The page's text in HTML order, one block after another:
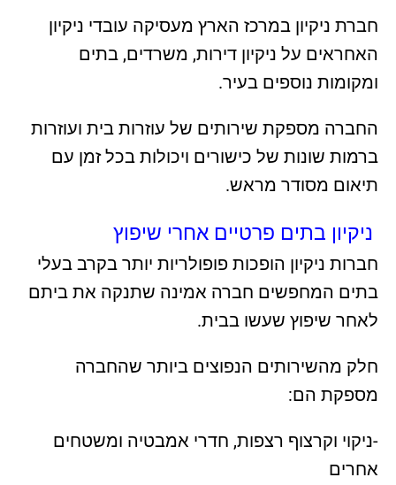
חברת ניקיון במרכז הארץ מעסיקה עובדי ניקיון
האחראים על ניקיון דירות, משרדים, בתים
ומקומות נוספים בעיר.
החברה מספקת שירותים של עוזרות בית ועוזרות
ברמות שונות של כישורים ויכולות בכל זמן עם
תיאום מסודר מראש.
ניקיון בתים פרטיים אחרי שיפוץ
חברות ניקיון הופכות פופולריות יותר בקרב בעלי
בתים המחפשים חברה אמינה שתנקה את ביתם
לאחר שיפוץ שעשו בבית.
חלק מהשירותים הנפוצים ביותר שהחברה
מספקת הם:
-ניקוי וקרצוף רצפות, חדרי אמבטיה ומשטחים
אחרים